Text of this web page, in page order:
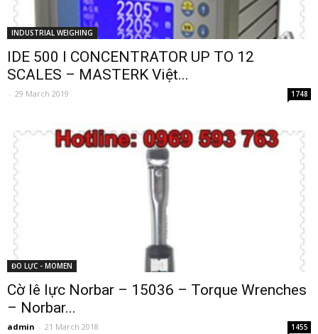
INDUSTRIAL WEIGHING
IDE 500 I CONCENTRATOR UP TO 12
SCALES – MASTERK Việt...
- 29 March 2019 1748
ĐO LỰC - MOMEN
Cờ lê lực Norbar – 15036 – Torque Wrenches
– Norbar...
admin - 21 March 2018 1455